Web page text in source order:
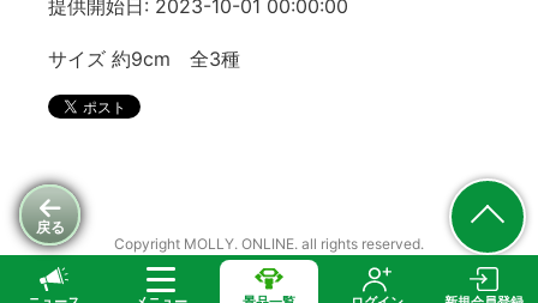
戻る
提供開始日: 2023-10-01 00:00:00
サイズ 約9cm 全3種
Copyright MOLLY. ONLINE. all rights reserved.